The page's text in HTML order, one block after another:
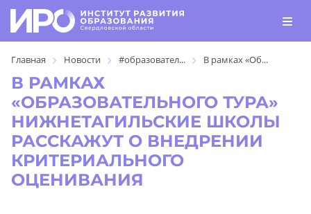
Главная Новости #образовател... В рамках «Об...
В РАМКАХ
«ОБРАЗОВАТЕЛЬНОГО ТУРА»
НИЖНЕТАГИЛЬСКИЕ ШКОЛЫ
РАССКАЖУТ О ВНЕДРЕНИИ
КРИТЕРИАЛЬНОГО
ОЦЕНИВАНИЯ